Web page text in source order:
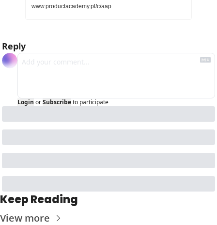
www.productacademy.pl/c/aap
Reply
Login orSubscribeto participate
Keep Reading
View more